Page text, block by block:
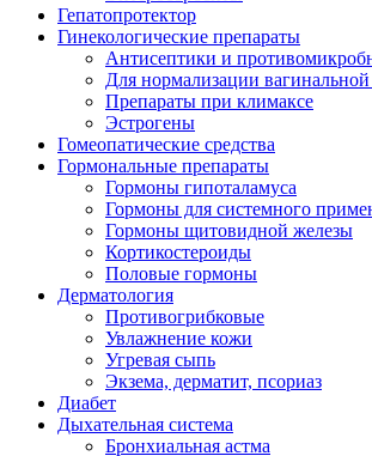
Гепатопротектор
Гинекологические препараты
Антисептики и
Для нормализации
Препараты при климаксе
Эстрогены
Гомеопатические средства
Гормональные препараты
Гормоны гипоталамуса
Гормоны для системного
Гормоны щитовидной железы
Кортикостероиды
Половые гормоны
Дерматология
Противогрибковые
Увлажнение кожи
Угревая сыпь
Экзема, дерматит, псориаз
Диабет
Дыхательная система
Бронхиальная астма